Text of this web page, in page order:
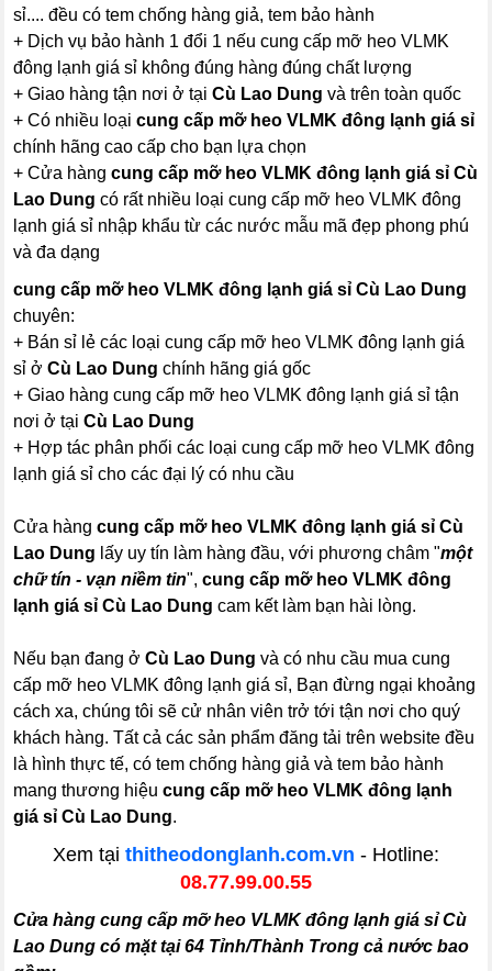
sỉ.... đều có tem chống hàng giả, tem bảo hành
+ Dịch vụ bảo hành 1 đổi 1 nếu cung cấp mỡ heo VLMK
đông lạnh giá sỉ không đúng hàng đúng chất lượng
+ Giao hàng tận nơi ở tạiCù Lao Dung và trên toàn quốc
+ Có nhiều loạicung cấp mỡ heo VLMK đông lạnh giá sỉ
chính hãng cao cấp cho bạn lựa chọn
+ Cửa hàngcung cấp mỡ heo VLMK đông lạnh giá sỉ Cù
Lao Dung có rất nhiều loại cung cấp mỡ heo VLMK đông
lạnh giá sỉ nhập khẩu từ các nước mẫu mã đẹp phong phú
và đa dạng
cung cấp mỡ heo VLMK đông lạnh giá sỉ Cù Lao Dung
chuyên:
+ Bán sỉ lẻ các loại cung cấp mỡ heo VLMK đông lạnh giá
sỉ ởCù Lao Dung chính hãng giá gốc
+ Giao hàng cung cấp mỡ heo VLMK đông lạnh giá sỉ tận
nơi ở tạiCù Lao Dung
+ Hợp tác phân phối các loại cung cấp mỡ heo VLMK đông
lạnh giá sỉ cho các đại lý có nhu cầu
Cửa hàngcung cấp mỡ heo VLMK đông lạnh giá sỉ Cù
Lao Dung lấy uy tín làm hàng đầu, với phương châm "một
chữ tín - vạn niềm tin",cung cấp mỡ heo VLMK đông
lạnh giá sỉ Cù Lao Dung cam kết làm bạn hài lòng.
Nếu bạn đang ởCù Lao Dung và có nhu cầu mua cung
cấp mỡ heo VLMK đông lạnh giá sỉ, Bạn đừng ngại khoảng
cách xa, chúng tôi sẽ cử nhân viên trở tới tận nơi cho quý
khách hàng. Tất cả các sản phẩm đăng tải trên website đều
là hình thực tế, có tem chống hàng giả và tem bảo hành
mang thương hiệucung cấp mỡ heo VLMK đông lạnh
giá sỉ Cù Lao Dung.
Xem tại thitheodonglanh.com.vn - Hotline:
08.77.99.00.55
Cửa hàng cung cấp mỡ heo VLMK đông lạnh giá sỉ Cù
Lao Dung có mặt tại 64 Tỉnh/Thành Trong cả nước bao